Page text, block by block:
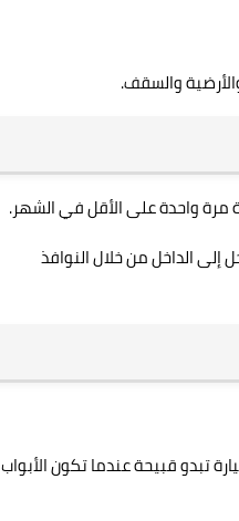
والسقف.
مرة واحدة على الأقل في الشهر.
الداخل من خلال النوافذ
تبدو قبيحة عندما تكون الأبواب